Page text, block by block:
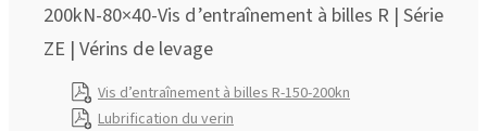
200kN-80×40-Vis d’entraînement à billes R | Série
ZE | Vérins de levage
Vis d’entraînement à billes R-150-200kn
Lubrification du verin